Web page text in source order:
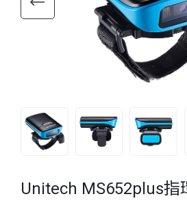
Unitech MS652plus指